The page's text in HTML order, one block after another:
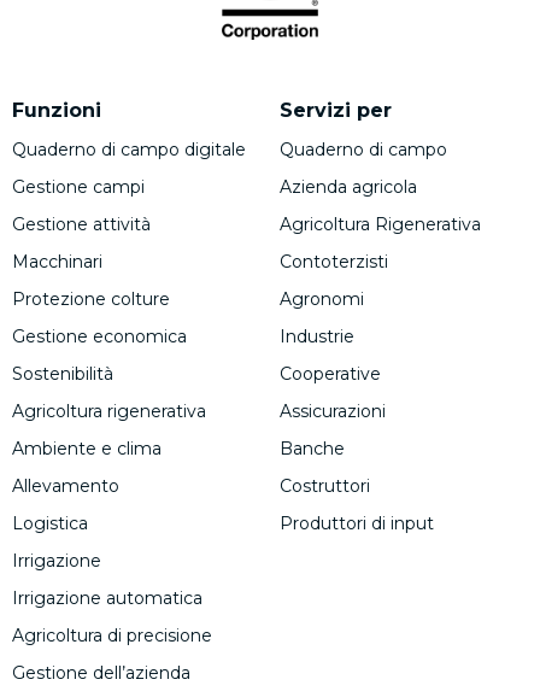
Funzioni
Quaderno di campo digitale
Gestione campi
Gestione attività
Macchinari
Protezione colture
Gestione economica
Sostenibilità
Agricoltura rigenerativa
Ambiente e clima
Allevamento
Logistica
Irrigazione
Irrigazione automatica
Agricoltura di precisione
Gestione dell’azienda
Servizi per
Quaderno di campo
Azienda agricola
Agricoltura Rigenerativa
Contoterzisti
Agronomi
Industrie
Cooperative
Assicurazioni
Banche
Costruttori
Produttori di input